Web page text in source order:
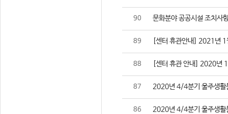
90 문화분야 공공시설 조치사
89 [센터 휴관안내] 2021년 1
88 [센터 휴관 안내] 2020년
87 2020년 4/4분기 울주생활
86 2020년 4/4분기 울주생활